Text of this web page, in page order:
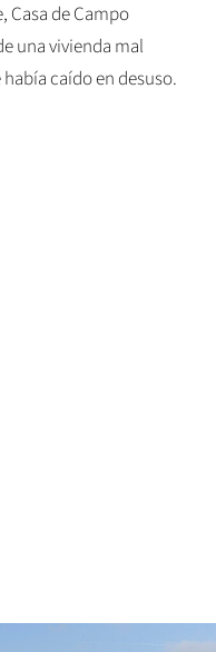
Casa de Campo
una vivienda mal
caído en desuso.